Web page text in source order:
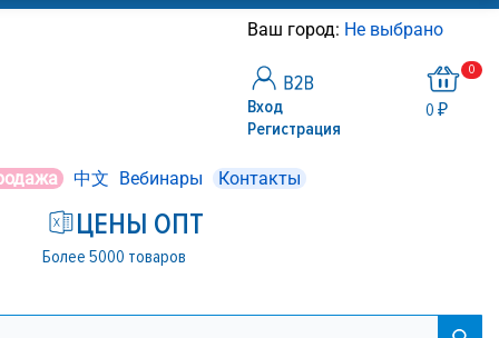
Ваш город: Не выбрано
Вход
Регистрация
0
0 ₽
中文 Вебинары Контакты
ЦЕНЫ ОПТ
Более 5000 товаров